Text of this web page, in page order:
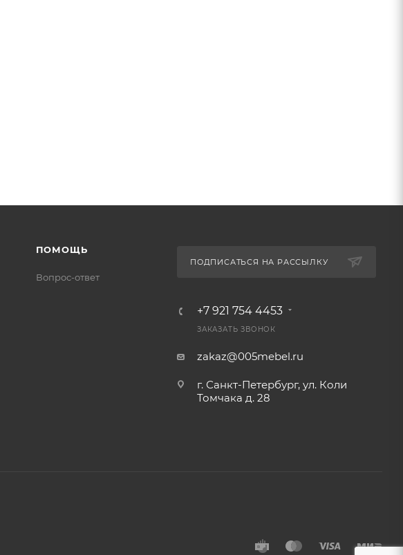
ПОМОЩЬ
Вопрос-ответ
ПОДПИСАТЬСЯ НА РАССЫЛКУ
+7 921 754 4453
ЗАКАЗАТЬ ЗВОНОК
zakaz@005mebel.ru
г. Санкт-Петербург, ул. Коли
Томчака д. 28